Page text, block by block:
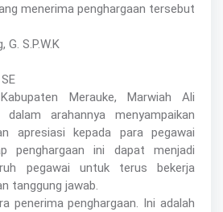
menerima penghargaan tersebut
S.P.W.K
Merauke, Marwiah Ali
arahannya menyampaikan
apresiasi kepada para pegawai
penghargaan ini dapat menjadi
pegawai untuk terus bekerja
tanggung jawab.
penerima penghargaan. Ini adalah